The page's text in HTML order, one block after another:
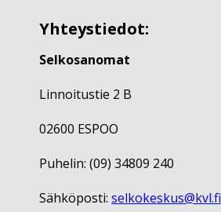
Yhteystiedot:
Selkosanomat
Linnoitustie 2 B
02600 ESPOO
Puhelin: (09) 34809 240
Sähköposti: selkokeskus@kvl.fi